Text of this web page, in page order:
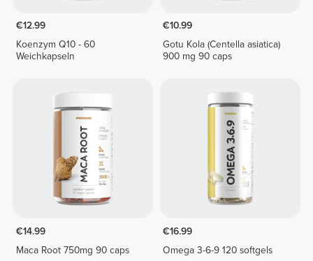
€12.99
Koenzym Q10 - 60
Weichkapseln
€10.99
Gotu Kola (Centella asiatica)
900 mg 90 caps
€14.99
Maca Root 750mg 90 caps
€16.99
Omega 3-6-9 120 softgels